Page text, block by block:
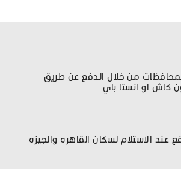
من خلال الدفع عن طريق
كاش او انستا باي
عند الاستلام لسكان القاهره والجيزه